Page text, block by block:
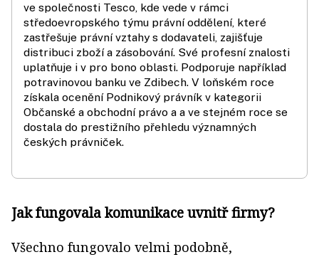
ve společnosti Tesco, kde vede v rámci
středoevropského týmu právní oddělení, které
zastřešuje právní vztahy s dodavateli, zajišťuje
distribuci zboží a zásobování. Své profesní znalosti
uplatňuje i v pro bono oblasti. Podporuje například
potravinovou banku ve Zdibech. V loňském roce
získala ocenění Podnikový právník v kategorii
Občanské a obchodní právo a a ve stejném roce se
dostala do prestižního přehledu významných
českých právniček.
Jak fungovala komunikace uvnitř firmy?
Všechno fungovalo velmi podobně,